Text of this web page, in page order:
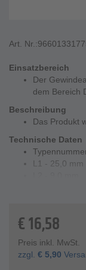
Art. Nr.:
Einsatzbereich
Der
dem Bereich
Beschreibung
Das Produkt
Technische Daten
L1 - 25,0 mm
€16,58
Preis inkl. MwSt.
zzgl. € 5,90